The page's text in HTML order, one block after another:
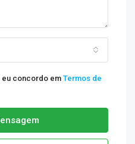
eu concordo em Termos de